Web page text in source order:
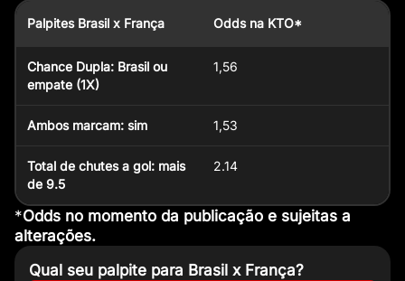
Palpites Brasil x França Odds na KTO*
Chance Dupla: Brasil ou
empate (1X)
1,56
Ambos marcam: sim 1,53
Total de chutes a gol: mais
de 9.5
2.14
*Odds no momento da publicação e sujeitas a
alterações.
Qual seu palpite para Brasil x França?